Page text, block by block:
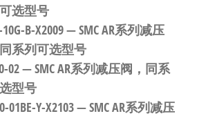
选型号
B-X2009— SMC AR系列减压
系列可选型号
02— SMC AR系列减压阀，同系
型号
01BE-Y-X2103— SMC AR系列减压